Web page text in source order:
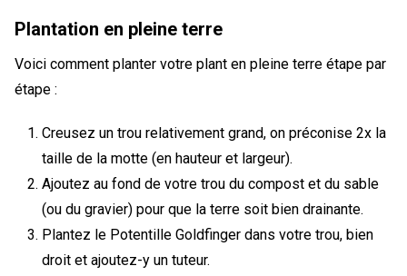
Plantation en pleine terre
Voici comment planter votre plant en pleine terre étape par
étape :
Creusez un trou relativement grand, on préconise 2x la
taille de la motte (en hauteur et largeur).
Ajoutez au fond de votre trou du compost et du sable
(ou du gravier) pour que la terre soit bien drainante.
Plantez le Potentille Goldfinger dans votre trou, bien
droit et ajoutez-y un tuteur.